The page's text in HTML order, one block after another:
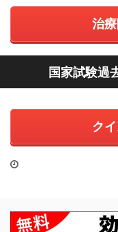
治
国家試験過
ク